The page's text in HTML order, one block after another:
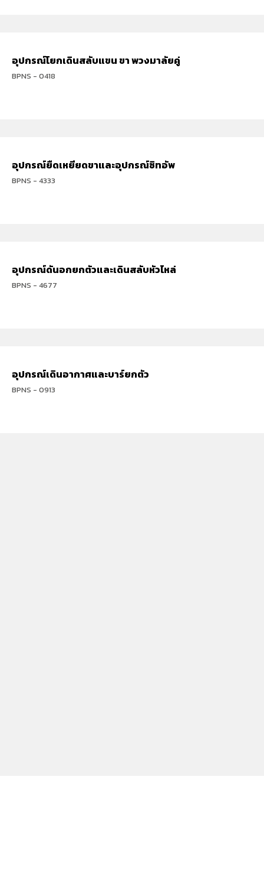
อุปกรณ์โยกเดินสลับแขน ขา พวงมาลัยคู่
BPNS - 0418
อุปกรณ์ยืดเหยียดขาและอุปกรณ์ซิทอัพ
BPNS - 4333
อุปกรณ์ดันอกยกตัวและเดินสลับหัวไหล่
BPNS - 4677
อุปกรณ์เดินอากาศและบาร์ยกตัว
BPNS - 0913